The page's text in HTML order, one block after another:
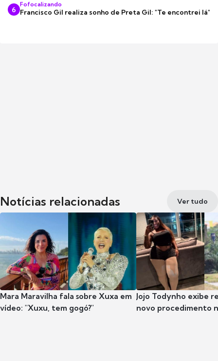
6
Fofocalizando
Francisco Gil realiza sonho de Preta Gil: "Te encontrei lá"
Notícias relacionadas Ver tudo
Mara Maravilha fala sobre Xuxa em
vídeo: "Xuxu, tem gogó?"
Jojo Todynho exibe
novo procedimento